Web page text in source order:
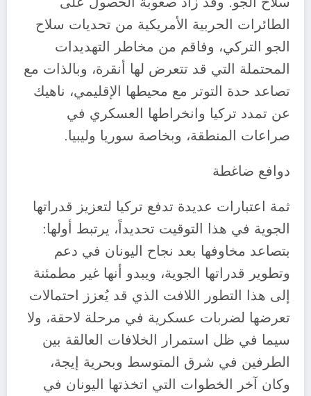
الطائرات الحربية الأمريكية من تحديات سلاح
الجو التركي، وفاقم من مخاطر التهديدات
المحتملة التي قد تتعرض لها أنقرة، وبالذات مع
تصاعد حدة التوتر مع محيطها الإقليمي، ناهيك
عن تمدد تركيا وانخراطها العسكري في
صراعات المنطقة، وبخاصة سوريا وليبيا.
دوافع ضاغطة
ثمة اعتبارات عديدة تدفع تركيا لتعزيز قدراتها
الجوية في هذا التوقيت تحديداً، يرتبط أولها:
بتصاعد مخاوفها بعد نجاح اليونان في دعم
وتطوير قدراتها الجوية، ويبدو أنها غير مطمئنة
إلى هذا التطور اللافت الذي قد يُعزز احتمالات
تعرضها لضربات عسكرية في مرحلة لاحقة، ولا
سيما في ظل استمرار الخلافات العالقة بين
الطرفين في شرق المتوسط وبحرية إيجة،
وكان آخر الخطوات التي اتخذتها اليونان في